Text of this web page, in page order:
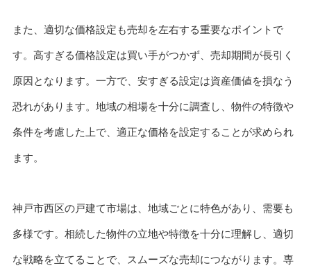
また、適切な価格設定も売却を左右する重要なポイントで
す。高すぎる価格設定は買い手がつかず、売却期間が長引く
原因となります。一方で、安すぎる設定は資産価値を損なう
恐れがあります。地域の相場を十分に調査し、物件の特徴や
条件を考慮した上で、適正な価格を設定することが求められ
ます。
神戸市西区の戸建て市場は、地域ごとに特色があり、需要も
多様です。相続した物件の立地や特徴を十分に理解し、適切
な戦略を立てることで、スムーズな売却につながります。専